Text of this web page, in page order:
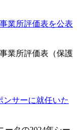
業所評価表を公表
業所評価表（保護
ンサーに就任いた